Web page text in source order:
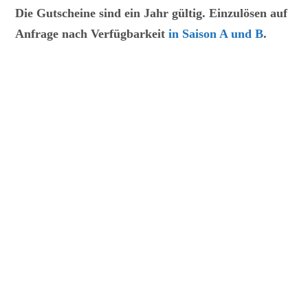
Die Gutscheine sind ein Jahr gültig. Einzulösen auf
Anfrage nach Verfügbarkeitin Saison A und B.